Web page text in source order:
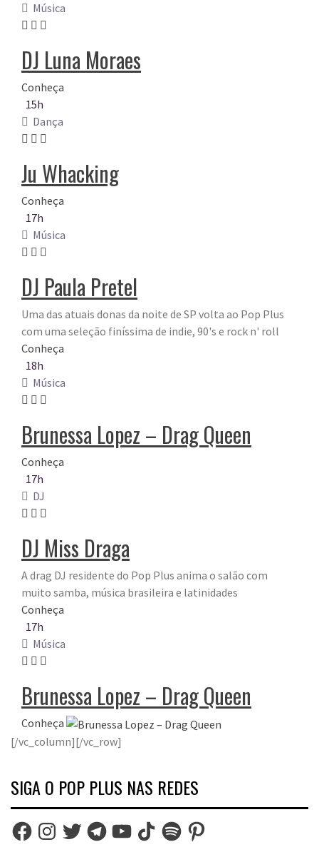
Música
DJ Luna Moraes
Conheça
15h
Dança
Ju Whacking
Conheça
17h
Música
DJ Paula Pretel
Uma das atuais donas da noite de SP volta ao Pop Plus
com uma seleção finíssima de indie, 90's e rock n' roll
Conheça
18h
Música
Brunessa Lopez – Drag Queen
Conheça
17h
DJ
DJ Miss Draga
A drag DJ residente do Pop Plus anima o salão com
muito samba, música brasileira e latinidades
Conheça
17h
Música
Brunessa Lopez – Drag Queen
Conheça
[/vc_column][/vc_row]
SIGA O POP PLUS NAS REDES
FacebookInstagram
TwitterTelegramYouTubeTikTokSpotifyPinterest